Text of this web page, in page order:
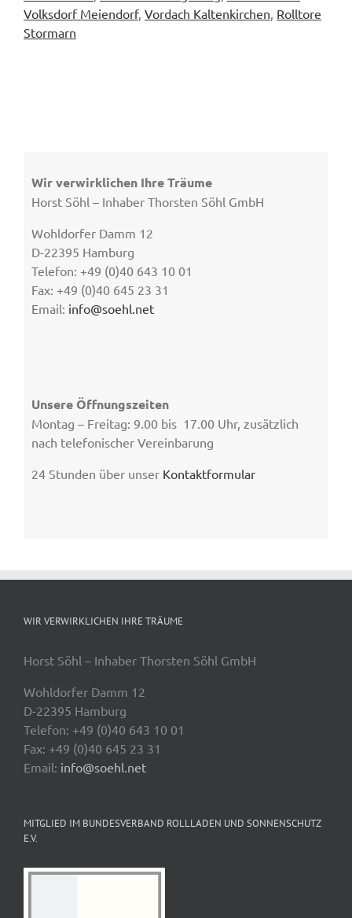
Volksdorf Meiendorf, Vordach Kaltenkirchen, Rolltore
Stormarn
Wir verwirklichen Ihre Träume
Horst Söhl – Inhaber Thorsten Söhl GmbH
Wohldorfer Damm 12
D-22395 Hamburg
Telefon: +49 (0)40 643 10 01
Fax: +49 (0)40 645 23 31
Email: info@soehl.net
Unsere Öffnungszeiten
Montag – Freitag: 9.00 bis 17.00 Uhr, zusätzlich
nach telefonischer Vereinbarung
24 Stunden über unser Kontaktformular
WIR VERWIRKLICHEN IHRE TRÄUME
Horst Söhl – Inhaber Thorsten Söhl GmbH
Wohldorfer Damm 12
D-22395 Hamburg
Telefon: +49 (0)40 643 10 01
Fax: +49 (0)40 645 23 31
Email: info@soehl.net
MITGLIED IM BUNDESVERBAND ROLLLADEN UND SONNENSCHUTZ
E.V.